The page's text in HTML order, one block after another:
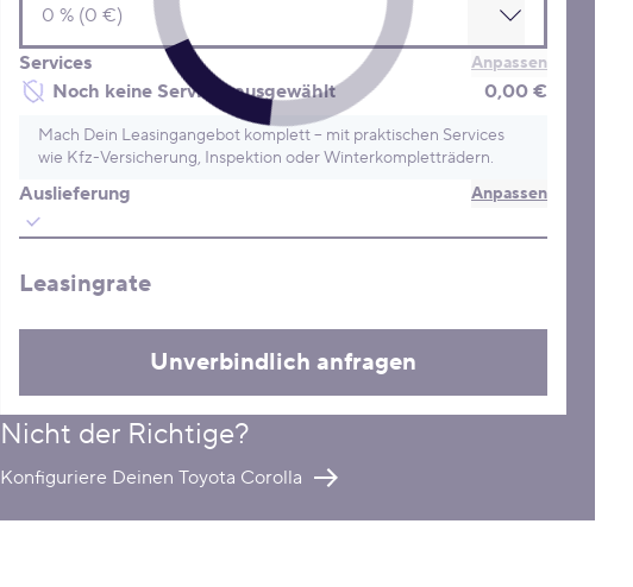
Services Anpassen
Noch keine Services ausgewählt 0,00 €
Mach Dein Leasingangebot komplett – mit praktischen Services
wie Kfz-Versicherung, Inspektion oder Winterkompletträdern.
Auslieferung Anpassen
Leasingrate
Unverbindlich anfragen
Nicht der Richtige?
Konfiguriere Deinen Toyota Corolla